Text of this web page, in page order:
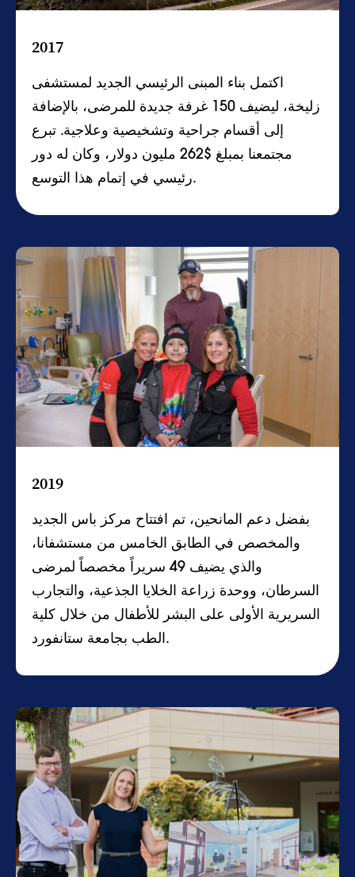
2017
اكتمل بناء المبنى الرئيسي الجديد لمستشفى
زليخة، ليضيف 150 غرفة جديدة للمرضى، بالإضافة
إلى أقسام جراحية وتشخيصية وعلاجية. تبرع
مجتمعنا بمبلغ $262 مليون دولار، وكان له دور
رئيسي في إتمام هذا التوسع.
2019
بفضل دعم المانحين، تم افتتاح مركز باس الجديد
والمخصص في الطابق الخامس من مستشفانا،
والذي يضيف 49 سريراً مخصصاً لمرضى
السرطان، ووحدة زراعة الخلايا الجذعية، والتجارب
السريرية الأولى على البشر للأطفال من خلال كلية
الطب بجامعة ستانفورد.